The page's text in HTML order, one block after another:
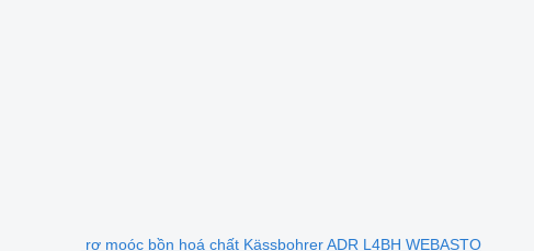
rơ moóc bồn hoá chất Kässbohrer ADR L4BH WEBASTO